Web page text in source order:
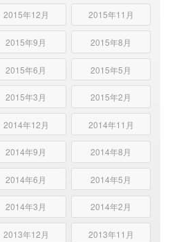
2015年12月 2015年11月
2015年9月 2015年8月
2015年6月 2015年5月
2015年3月 2015年2月
2014年12月 2014年11月
2014年9月 2014年8月
2014年6月 2014年5月
2014年3月 2014年2月
2013年12月 2013年11月